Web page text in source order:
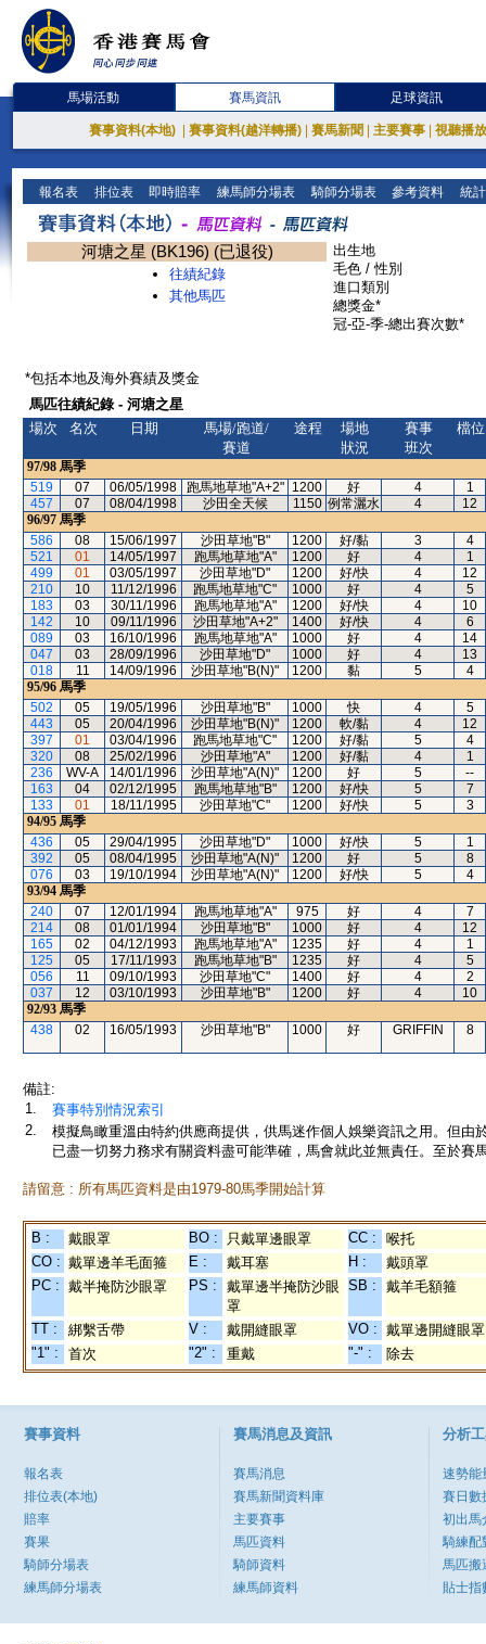
馬場活動 賽馬資訊 足球資訊
賽事資料(本地) 賽事資料(越洋轉播) 賽馬新聞 主要賽事 視聽播
報名表 排位表 即時賠率 練馬師分場表 騎師分場表 參考資料 統
河塘之星 (BK196) (已退役)
往績紀錄
其他馬匹
出生地
毛色 / 性別
進口類別
總獎金*
冠-亞-季-總出賽次數*
*包括本地及海外賽績及獎金
馬匹往績紀錄 - 河塘之星
場次
名次 日期
馬場/跑道/
賽道
途程
場地
狀況
賽事
班次
檔位
97/98 馬季
519
07 06/05/1998 跑馬地草地"A+2" 1200 好 4
1
457
07 08/04/1998 沙田全天候 1150 例常灑水 4
12
96/97 馬季
586
08 15/06/1997 沙田草地"B" 1200 好/黏 3
4
521
01 14/05/1997 跑馬地草地"A" 1200 好 4
1
499
01 03/05/1997 沙田草地"D" 1200 好/快 4
12
210
10 11/12/1996 跑馬地草地"C" 1000 好 4
5
183
03 30/11/1996 跑馬地草地"A" 1200 好/快 4
10
142
10 09/11/1996 沙田草地"A+2" 1400 好/快 4
6
089
03 16/10/1996 跑馬地草地"A" 1000 好 4
14
047
03 28/09/1996 沙田草地"D" 1000 好 4
13
018
11 14/09/1996 沙田草地"B(N)" 1200 黏 5
4
95/96 馬季
502
05 19/05/1996 沙田草地"B" 1000 快 4
5
443
05 20/04/1996 沙田草地"B(N)" 1200 軟/黏 4
12
397
01 03/04/1996 跑馬地草地"C" 1200 好/黏 5
4
320
08 25/02/1996 沙田草地"A" 1200 好/黏 4
1
236
WV-A 14/01/1996 沙田草地"A(N)" 1200 好 5
--
163
04 02/12/1995 跑馬地草地"B" 1200 好/快 5
7
133
01 18/11/1995 沙田草地"C" 1200 好/快 5
3
94/95 馬季
436
05 29/04/1995 沙田草地"D" 1000 好/快 5
1
392
05 08/04/1995 沙田草地"A(N)" 1200 好 5
8
076
03 19/10/1994 沙田草地"A(N)" 1200 好/快 5
4
93/94 馬季
240
07 12/01/1994 跑馬地草地"A" 975 好 4
7
214
08 01/01/1994 沙田草地"B" 1000 好 4
12
165
02 04/12/1993 跑馬地草地"A" 1235 好 4
1
125
05 17/11/1993 跑馬地草地"B" 1235 好 4
5
056
11 09/10/1993 沙田草地"C" 1400 好 4
2
037
12 03/10/1993 沙田草地"B" 1200 好 4
10
92/93 馬季
438
02 16/05/1993 沙田草地"B" 1000 好 GRIFFIN 8
備註:
1.
賽事特別情況索引
2.
模擬鳥瞰重溫由特約供應商提供，供馬迷作個人娛樂資訊之用。但
已盡一切努力務求有關資料盡可能準確，馬會就此並無責任。至於賽
請留意 : 所有馬匹資料是由1979-80馬季開始計算
B : 戴眼罩 BO : 只戴單邊眼罩 CC :
喉托
CO : 戴單邊羊毛面箍 E : 戴耳塞 H :
戴頭罩
PC : 戴半掩防沙眼罩 PS :
戴單邊半掩防沙眼
罩
SB : 戴羊毛額箍
TT : 綁繫舌帶 V : 戴開縫眼罩 VO : 戴單邊開縫眼罩
"1" :
首次 "2" : 重戴 "-" : 除去
賽事資料
報名表
排位表(本地)
賠率
賽果
騎師分場表
練馬師分場表
賽馬消息及資訊
賽馬消息
賽馬新聞資料庫
主要賽事
馬匹資料
騎師資料
練馬師資料
分析
速勢能
賽日數
初出馬
騎練配
馬匹搬
貼士指